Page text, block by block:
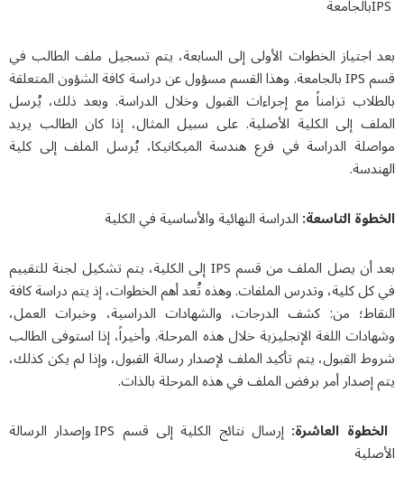
بعد اجتياز الخطوات الأولى إلى السابعة، يتم تسجيل ملف الطالب في
قسم IPS بالجامعة. وهذا القسم مسؤول عن دراسة كافة الشؤون المتعلقة
بالطلاب تزامناً مع إجراءات القبول وخلال الدراسة. وبعد ذلك، يُرسل
الملف إلى الكلية الأصلية. على سبيل المثال، إذا كان الطالب يريد
مواصلة الدراسة في فرع هندسة الميكانيكا، يُرسل الملف إلى كلية
الهندسة.
الخطوة التاسعة:الدراسة النهائية والأساسية في الكلية
بعد أن يصل الملف من قسم IPS إلى الكلية، يتم تشكيل لجنة للتقييم
في كل كلية، وتدرس الملفات. وهذه تُعد أهم الخطوات، إذ يتم دراسة كافة
النقاط؛ من: كشف الدرجات، والشهادات الدراسية، وخبرات العمل،
وشهادات اللغة الإنجليزية خلال هذه المرحلة. وأخيراً، إذا استوفى الطالب
شروط القبول، يتم تأكيد الملف لإصدار رسالة القبول، وإذا لم يكن كذلك،
يتم إصدار أمر برفض الملف في هذه المرحلة بالذات.
الخطوة العاشرة:
إرسال نتائج الكلية إلى قسم IPS وإصدار الرسالة
الأصلية